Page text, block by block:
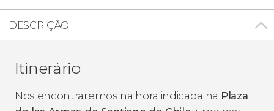
DESCRIÇÃO
Itinerário
Nos encontraremos na hora indicada na Plaza